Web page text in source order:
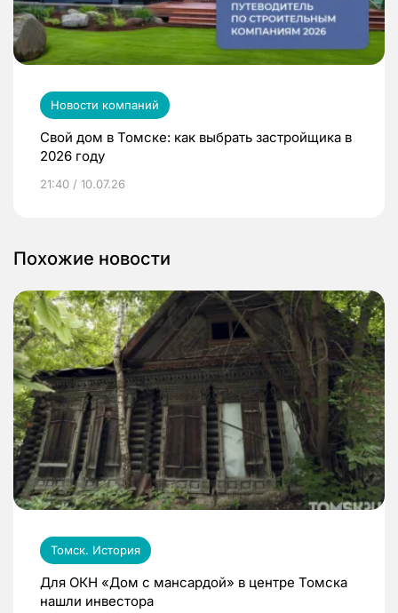
Новости компаний
Свой дом в Томске: как выбрать застройщика в
2026 году
21:40 / 10.07.26
Похожие новости
Томск. История
Для ОКН «Дом с мансардой» в центре Томска
нашли инвестора